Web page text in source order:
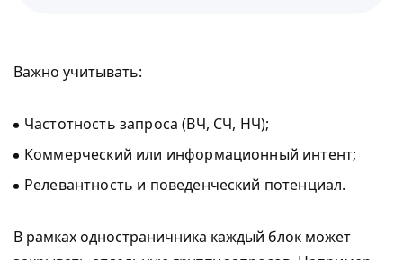
Важно учитывать:
Частотность запроса (ВЧ, СЧ, НЧ);
Коммерческий или информационный интент;
Релевантность и поведенческий потенциал.
В рамках одностраничника каждый блок может